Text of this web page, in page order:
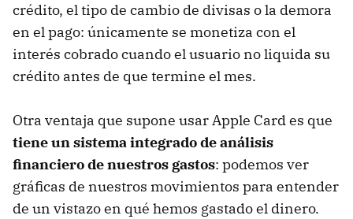
crédito, el tipo de cambio de divisas o la demora
en el pago: únicamente se monetiza con el
interés cobrado cuando el usuario no liquida su
crédito antes de que termine el mes.
Otra ventaja que supone usar Apple Card es que
tiene un sistema integrado de análisis
financiero de nuestros gastos: podemos ver
gráficas de nuestros movimientos para entender
de un vistazo en qué hemos gastado el dinero.